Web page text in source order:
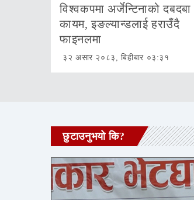
विश्वकपमा अर्जेन्टिनाको दबदबा
कायम, इङल्यान्डलाई हराउँदै
फाइनलमा
३२ असार २०८३, बिहीबार ०३:३१
छुटाउनुभयो कि?